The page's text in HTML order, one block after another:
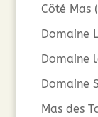
Côté Mas
Domaine
Domaine
Domaine
Mas des